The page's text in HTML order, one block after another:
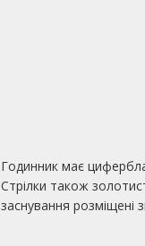
Годинник має
Стрілки також
заснування розміщені